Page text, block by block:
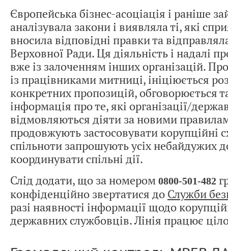
Європейська бізнес-асоціація і раніше
аналізувала закони і виявляла ті, які
вносила відповідні правки та
Верховної Ради. Ця діяльність і надалі
вже із залоченням інших організацій.
із працівниками митниці, ініціюється
конкретних пропозицій, обговорюється
інформація про те, які організації/
відмовляються діяти за новими
продовжують застосовувати корупційні
спільноти запрошують усіх небайдужих
координувати спільні дії.
Слід додати, що за номером 0800-501-482
конфіденційно звертатися до Служби
разі наявності інформації щодо
державних службовців. Лінія працює